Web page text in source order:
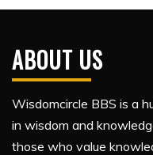
ABOUT US
Wisdomcircle BBS is a
in wisdom and
those who value